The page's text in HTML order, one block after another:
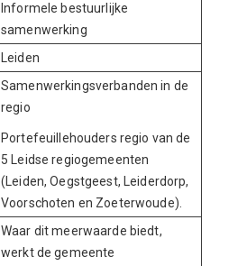
Informele bestuurlijke
samenwerking
Leiden
Samenwerkingsverbanden in de
regio
Portefeuillehouders regio van de
5 Leidse regiogemeenten
(Leiden, Oegstgeest, Leiderdorp,
Voorschoten en Zoeterwoude).
Waar dit meerwaarde biedt,
werkt de gemeente